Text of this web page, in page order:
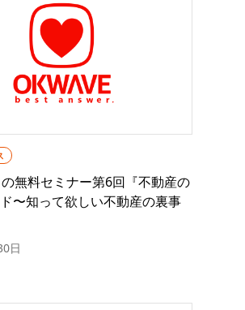
無料セミナー第6回『不動産の
〜知って欲しい不動産の裏事
日